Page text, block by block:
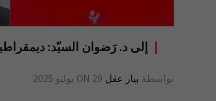
إلى د. رَضوان السيّد:
بواسطة بيار عقل ON 29 يوليو 2025